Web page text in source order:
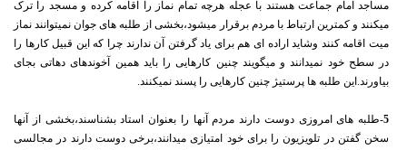
مساجد امام جماعت هستند با عجله هرچه تمام نماز را اقامه کرده و مسجد را ترک
میکنند و کمترین ارتباط با مردم برقرار میشود،بخشی از طلبه های جوان نمیتوانند نماز
میت اقامه کنند وشاید اراده ای هم برای یاد گرفتن آن ندارند چرا که این قبیل کارها را
در سطح خود نمیدانند و میگویند چنین کارهایی را باید همین آخوندهای دهاتی بجای
بیاورند.این طلبه ها پرستیژ چنین کارهایی را پسند نمیکنند.
5-طلبه های امروزی دوست دارند مردم آنها را بعنوان استاد بشناسند،بخشی از آنها
سخن گفتن در تلویزیون را برای خود امتیازی میدانند،برخی دوست دارند در مجالسی